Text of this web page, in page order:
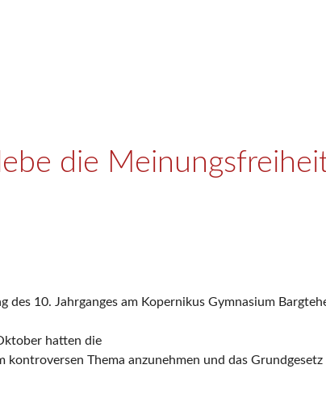
die
10. Jahrganges am Kopernikus Gymnasium
hatten die
kontroversen Thema anzunehmen und das